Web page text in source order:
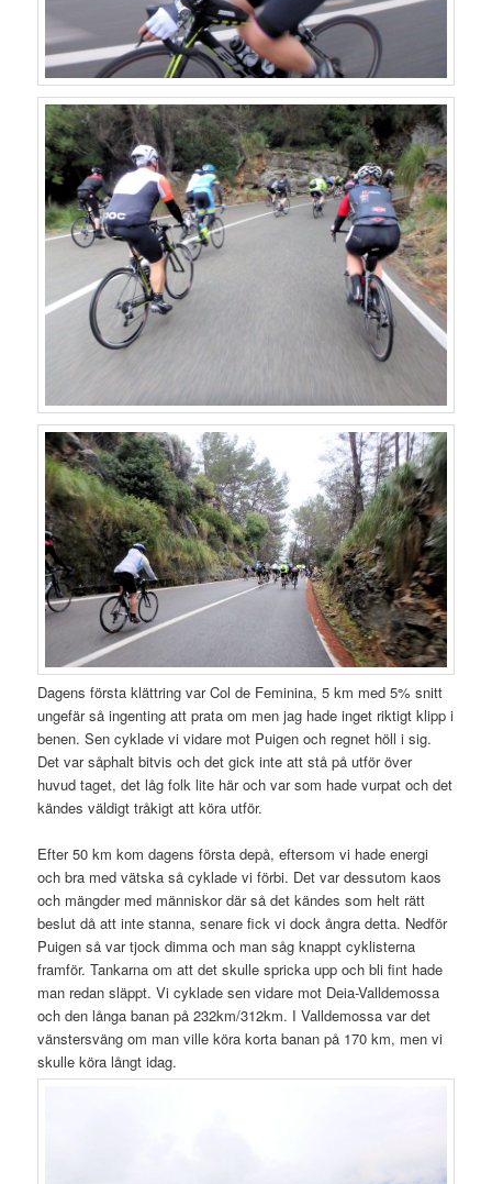
Dagens första klättring var Col de Feminina, 5 km med 5% snitt
ungefär så ingenting att prata om men jag hade inget riktigt klipp i
benen. Sen cyklade vi vidare mot Puigen och regnet höll i sig.
Det var såphalt bitvis och det gick inte att stå på utför över
huvud taget, det låg folk lite här och var som hade vurpat och det
kändes väldigt tråkigt att köra utför.
Efter 50 km kom dagens första depå, eftersom vi hade energi
och bra med vätska så cyklade vi förbi. Det var dessutom kaos
och mängder med människor där så det kändes som helt rätt
beslut då att inte stanna, senare fick vi dock ångra detta. Nedför
Puigen så var tjock dimma och man såg knappt cyklisterna
framför. Tankarna om att det skulle spricka upp och bli fint hade
man redan släppt. Vi cyklade sen vidare mot Deia-Valldemossa
och den långa banan på 232km/312km. I Valldemossa var det
vänstersväng om man ville köra korta banan på 170 km, men vi
skulle köra långt idag.